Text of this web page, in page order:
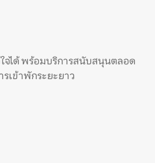
จได้ พร้อมบริการสนับสนุนตลอด
เข้าพักระยะยาว